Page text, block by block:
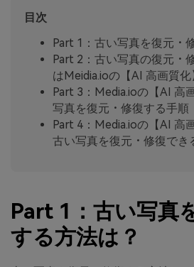
目次
Part 1：古い写真を復元・
Part 2：古い写真の復元・
はMeidia.ioの【AI 高画質
Part 3：Media.ioの【AI 高
写真を復元・修復する手順
Part 4：Media.ioの【AI 高
古い写真を復元・修復でき
Part 1：古い写真
する方法は？